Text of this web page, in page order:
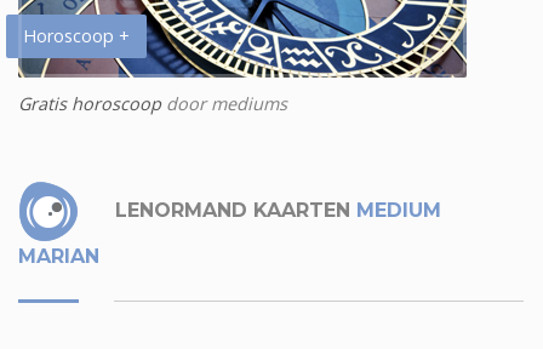
Horoscoop +
Gratis horoscoopdoor mediums
LENORMAND KAARTEN MEDIUM
MARIAN